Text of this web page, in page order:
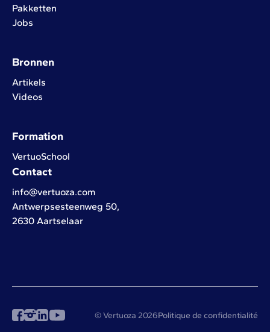
Pakketten
Jobs
Bronnen
Artikels
Videos
Formation
VertuoSchool
Contact
info@vertuoza.com
Antwerpsesteenweg 50,
2630 Aartselaar
© Vertuoza 2026Politique de confidentialité